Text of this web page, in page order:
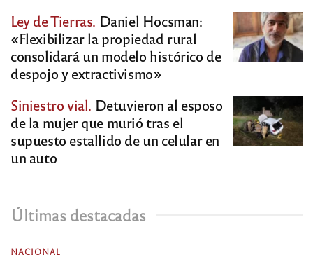
Ley de Tierras. Daniel Hocsman:
«Flexibilizar la propiedad rural
consolidará un modelo histórico de
despojo y extractivismo»
Siniestro vial. Detuvieron al esposo
de la mujer que murió tras el
supuesto estallido de un celular en
un auto
Últimas destacadas
NACIONAL